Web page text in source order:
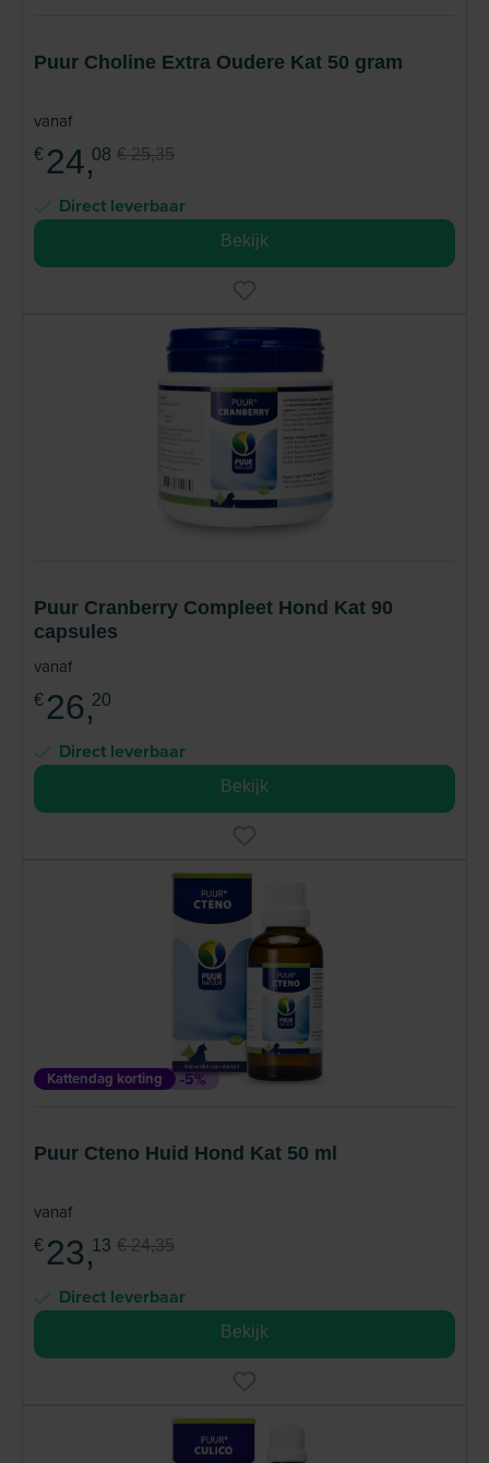
Puur Choline Extra Oudere Kat 50 gram
vanaf
€ 24,08 € 25,35
Direct leverbaar
Bekijk
Puur Cranberry Compleet Hond Kat 90
capsules
vanaf
€ 26,20
Direct leverbaar
Bekijk
Kattendag korting -5%
Puur Cteno Huid Hond Kat 50 ml
vanaf
€ 23,13 € 24,35
Direct leverbaar
Bekijk